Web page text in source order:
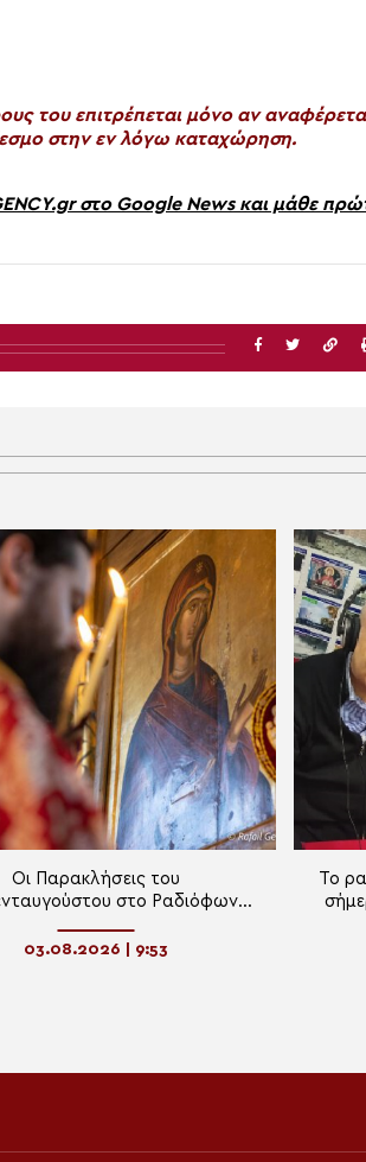
του επιτρέπεται μόνο αν
στην εν λόγω καταχώρηση.
στο Google News και μάθε
Οι Παρακλήσεις του
στο Ραδιόφωνο
03.08.2026 | 9:53
Το